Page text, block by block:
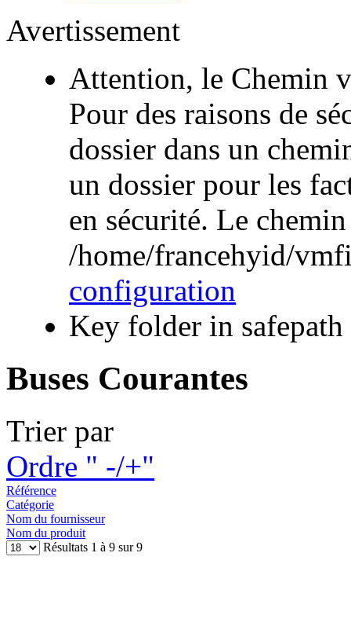
Avertissement
Attention, le Chemin
Pour des raisons de
dossier dans un
un dossier pour les
en sécurité. Le
/home/francehyid/
configuration
Key folder in safepath
Buses Courantes
Trier par
Ordre " -/+"
Référence
Catégorie
Nom du fournisseur
Nom du produit
Résultats 1 à 9 sur 9